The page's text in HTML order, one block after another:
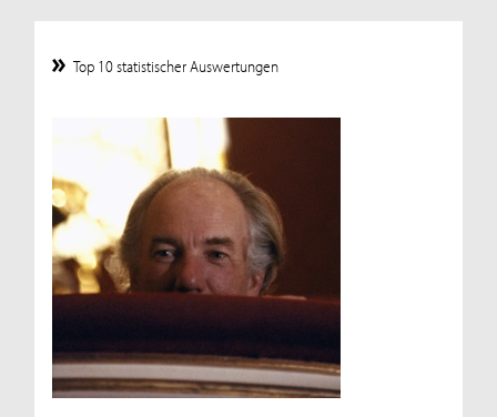
Top 10 statistischer Auswertungen